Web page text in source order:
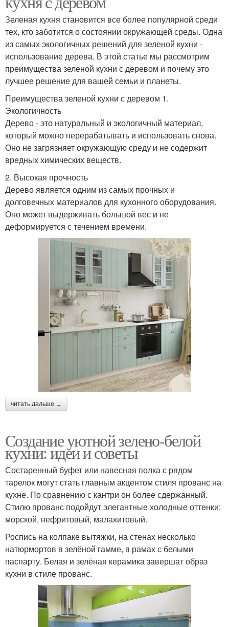
Зеленая кухня становится все более популярной среди
тех, кто заботится о состоянии окружающей среды. Одна
из самых экологичных решений для зеленой кухни -
использование дерева. В этой статье мы рассмотрим
преимущества зеленой кухни с деревом и почему это
лучшее решение для вашей семьи и планеты.
Преимущества зеленой кухни с деревом 1.
Экологичность
Дерево - это натуральный и экологичный материал,
который можно перерабатывать и использовать снова.
Оно не загрязняет окружающую среду и не содержит
вредных химических веществ.
2. Высокая прочность
Дерево является одним из самых прочных и
долговечных материалов для кухонного оборудования.
Оно может выдерживать большой вес и не
деформируется с течением времени.
читать дальше →
Создание уютной зелено-белой
кухни: идеи и советы
Состаренный буфет или навесная полка с рядом
тарелок могут стать главным акцентом стиля прованс на
кухне. По сравнению с кантри он более сдержанный.
Стилю прованс подойдут элегантные холодные оттенки:
морской, нефритовый, малахитовый.
Роспись на колпаке вытяжки, на стенах несколько
натюрмортов в зелёной гамме, в рамах с белыми
паспарту. Белая и зелёная керамика завершат образ
кухни в стиле прованс.